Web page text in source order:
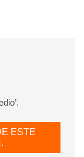
has de
ESTE